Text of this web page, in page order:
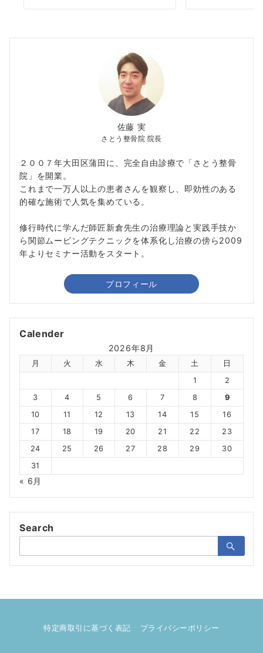
佐藤 実
さとう整骨院 院長
２００７年大田区蒲田に、完全自由診療で「さとう整骨
院」を開業。
これまで一万人以上の患者さんを観察し、即効性のある
的確な施術で人気を集めている。
修行時代に学んだ師匠新倉先生の治療理論と実践手技か
ら関節ムービングテクニックを体系化し治療の傍ら2009
年よりセミナー活動をスタート。
プロフィール
Calender
2026年8月
月 火 水 木 金 土
日
1
2
3
4 5 6 7 8
9
10
11 12 13 14 15
16
17
18 19 20 21 22
23
24
25 26 27 28 29
30
31
« 6月
Search
索：
特定商取引に基づく表記 プライバシーポリシー